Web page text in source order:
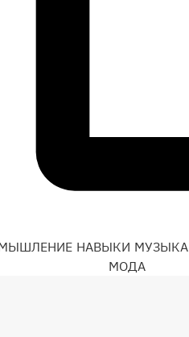
НАВЫКИ МУЗЫКА
МОДА